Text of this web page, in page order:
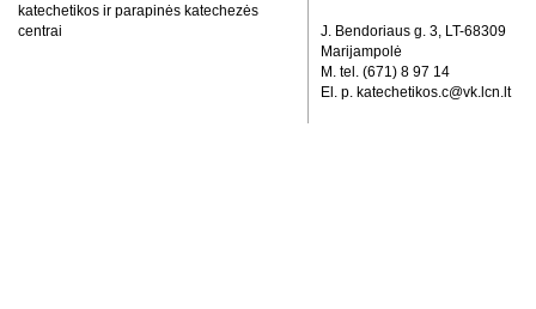
katechetikos ir parapinės katechezės
centrai
J. Bendoriaus g. 3, LT-68309
Marijampolė
M. tel. (671) 8 97 14
El. p. katechetikos.c@vk.lcn.lt